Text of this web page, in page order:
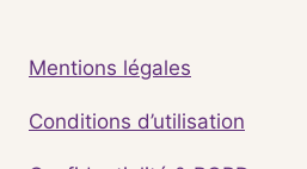
Mentions légales
Conditions d’utilisation